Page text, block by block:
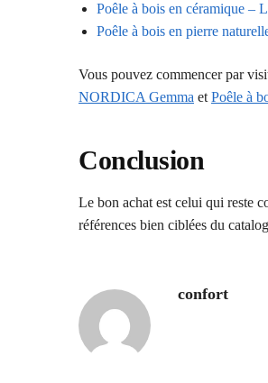
Poêle à bois en céramique
Poêle à bois en pierre
Vous pouvez commencer par
NORDICA Gemma et Poêle à
Conclusion
Le bon achat est celui qui reste
références bien ciblées du
confort